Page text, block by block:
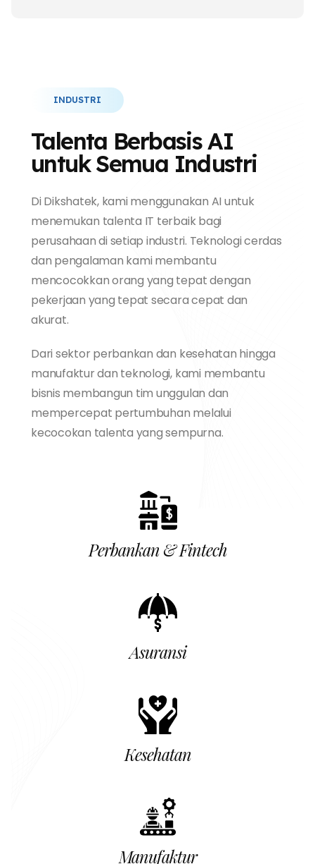
INDUSTRI
Talenta Berbasis AI
untuk Semua Industri
Di Dikshatek, kami menggunakan AI untuk
menemukan talenta IT terbaik bagi
perusahaan di setiap industri. Teknologi cerdas
dan pengalaman kami membantu
mencocokkan orang yang tepat dengan
pekerjaan yang tepat secara cepat dan
akurat.
Dari sektor perbankan dan kesehatan hingga
manufaktur dan teknologi, kami membantu
bisnis membangun tim unggulan dan
mempercepat pertumbuhan melalui
kecocokan talenta yang sempurna.
Perbankan & Fintech
Asuransi
Kesehatan
Manufaktur